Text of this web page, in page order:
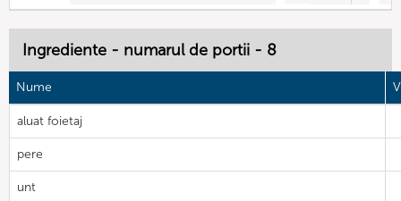
Ingrediente - numarul de portii - 8
Nume
aluat foietaj
pere
unt